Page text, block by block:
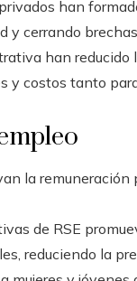
han
cerrando
han
y costos tanto
la
de RSE
reduciendo la